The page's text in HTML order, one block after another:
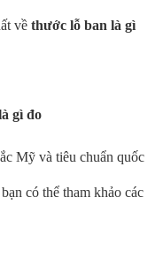
về thước lỗ ban là gì
gì đo
Mỹ và tiêu chuẩn quốc
bạn có thể tham khảo các